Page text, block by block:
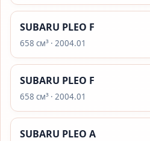
SUBARU PLEO F
658 см³ · 2004.01
SUBARU PLEO F
658 см³ · 2004.01
SUBARU PLEO A